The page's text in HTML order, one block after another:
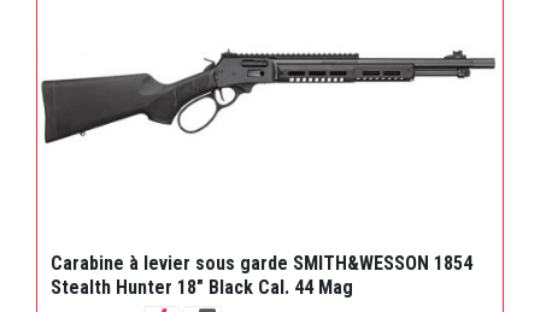
Carabine à levier sous garde SMITH&WESSON 1854
Stealth Hunter 18" Black Cal. 44 Mag